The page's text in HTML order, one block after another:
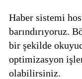
Haber sistemi
barındırıyoruz.
bir şekilde
optimizasyon
olabilirsiniz.